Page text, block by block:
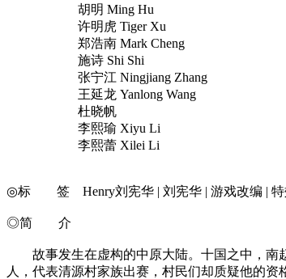
胡明 Ming Hu
许明虎 Tiger Xu
郑浩南 Mark Cheng
施诗 Shi Shi
张宁江 Ningjiang Zhang
王延龙 Yanlong Wang
杜晓帆
李熙瑜 Xiyu Li
李熙蕾 Xilei Li
◎标 签 Henry刘宪华 | 刘宪华 | 游戏改编 | 特
◎简 介
故事发生在虚构的中原大陆。十国之中，南赵
人，代表清源村家族出赛，村民们却质疑他的